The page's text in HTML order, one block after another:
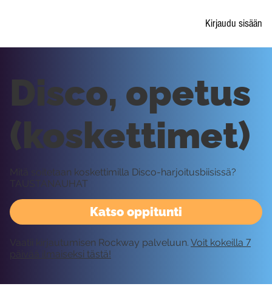
Kirjaudu sisään
Katso oppitunti
Disco, opetus
(koskettimet)
Mitä soitetaan koskettimilla Disco-harjoitusbiisissä?
TAUSTANAUHAT
Vaatii kirjautumisen Rockway palveluun. Voit kokeilla 7
päivää ilmaiseksi tästä!